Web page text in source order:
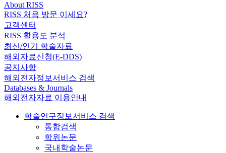
About RISS
RISS 처음 방문 이세요?
고객센터
RISS 활용도 분석
최신/인기 학술자료
해외자료신청(E-DDS)
공지사항
해외전자정보서비스 검색
Databases & Journals
해외전자자료 이용안내
학술연구정보서비스 검색
통합검색
학위논문
국내학술논문